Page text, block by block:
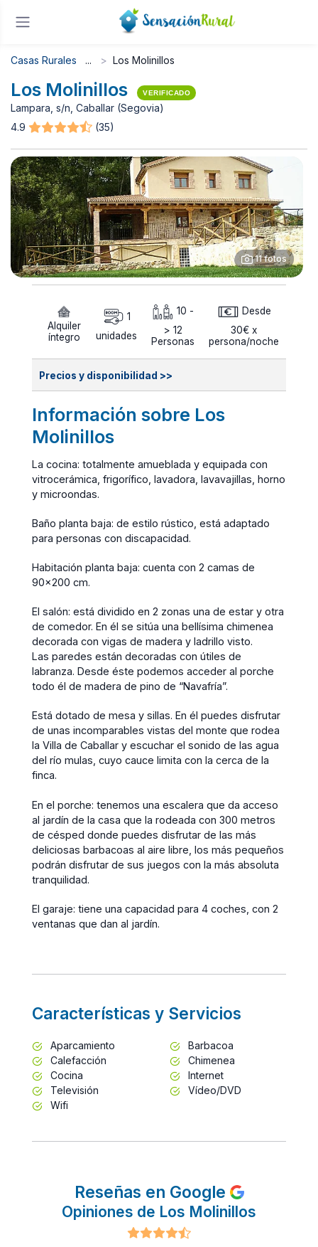
Casas Rurales Los Molinillos
Los Molinillos VERIFICADO
Lampara, s/n, Caballar (Segovia)
4.9
(35)
11 fotos
Alquiler
íntegro
1
unidades
10 -
> 12
Personas
Desde
30€ x
persona/noche
Precios y disponibilidad >>
Información sobre Los
Molinillos
La cocina: totalmente amueblada y equipada con
vitrocerámica, frigorífico, lavadora, lavavajillas, horno
y microondas.
Baño planta baja: de estilo rústico, está adaptado
para personas con discapacidad.
Habitación planta baja: cuenta con 2 camas de
90×200 cm.
El salón: está dividido en 2 zonas una de estar y otra
de comedor. En él se sitúa una bellísima chimenea
decorada con vigas de madera y ladrillo visto.
Las paredes están decoradas con útiles de
labranza. Desde éste podemos acceder al porche
todo él de madera de pino de “Navafría”.
Está dotado de mesa y sillas. En él puedes disfrutar
de unas incomparables vistas del monte que rodea
la Villa de Caballar y escuchar el sonido de las agua
del río mulas, cuyo cauce limita con la cerca de la
finca.
En el porche: tenemos una escalera que da acceso
al jardín de la casa que la rodeada con 300 metros
de césped donde puedes disfrutar de las más
deliciosas barbacoas al aire libre, los más pequeños
podrán disfrutar de sus juegos con la más absoluta
tranquilidad.
El garaje: tiene una capacidad para 4 coches, con 2
ventanas que dan al jardín.
Características y Servicios
Aparcamiento
Barbacoa
Calefacción
Chimenea
Cocina
Internet
Televisión
Vídeo/DVD
Wifi
Reseñas en Google
Opiniones de Los Molinillos